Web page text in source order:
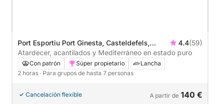
Port Esportiu Port Ginesta, Casteldefels,
España
4.4(59)
Atardecer, acantilados y Mediterráneo en estado puro
Con patrón Súper propietario
Lancha
2 horas · Para grupos de hasta 7 personas
Cancelación flexible A partir de 140 €